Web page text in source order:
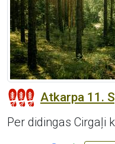
Atkarpa 11.
Per didingas Cirgaļi